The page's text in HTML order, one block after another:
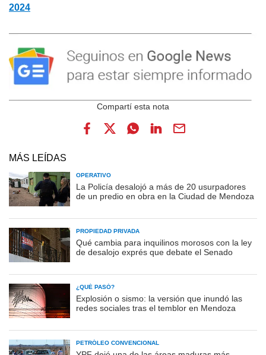
2024
MÁS LEÍDAS
OPERATIVO
La Policía desalojó a más de 20 usurpadores
de un predio en obra en la Ciudad de Mendoza
PROPIEDAD PRIVADA
Qué cambia para inquilinos morosos con la ley
de desalojo exprés que debate el Senado
¿QUÉ PASÓ?
Explosión o sismo: la versión que inundó las
redes sociales tras el temblor en Mendoza
PETRÓLEO CONVENCIONAL